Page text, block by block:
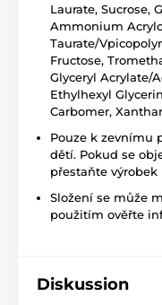
Laurate, Sucrose,
Ammonium
Taurate/
Fructose,
Glyceryl Acrylate/
Ethylhexyl
Carbomer,
Pouze k zevnímu
dětí. Pokud se
přestaňte výrobek
Složení se může
použitím ověřte
Diskussion